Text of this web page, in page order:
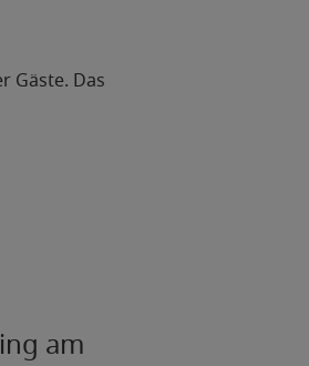
Gäste. Das
am